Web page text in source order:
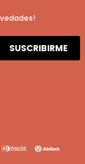
SUSCRIBIRME